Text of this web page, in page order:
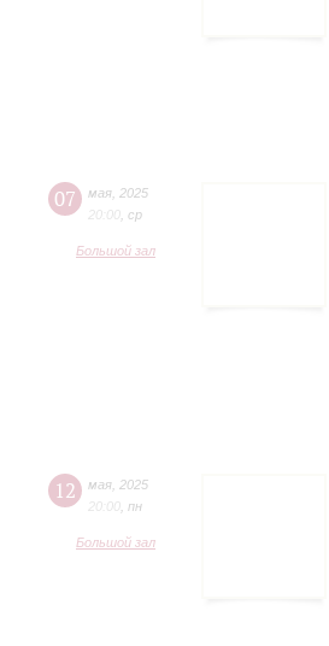
07 мая 2025
20:00 ср
Большой зал
12 мая 2025
20:00 пн
Большой зал